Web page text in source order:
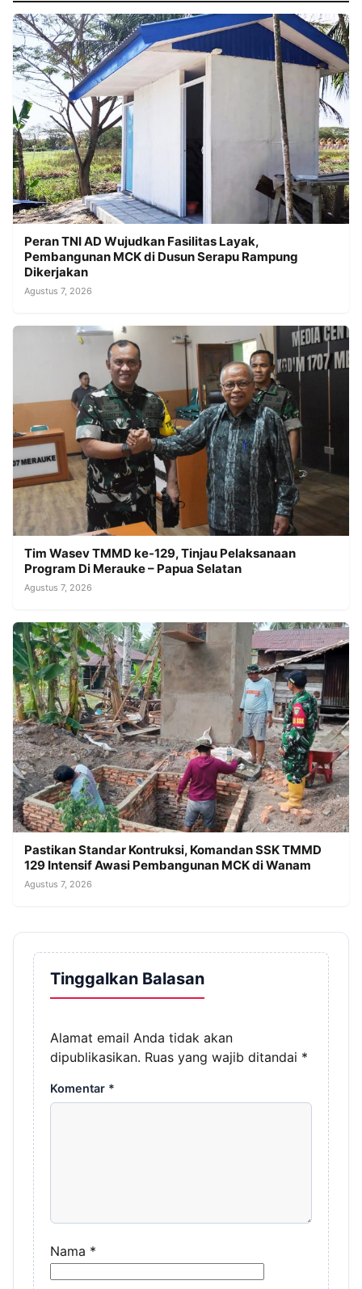
Peran TNI AD Wujudkan Fasilitas Layak,
Pembangunan MCK di Dusun Serapu Rampung
Dikerjakan
Agustus 7, 2026
Tim Wasev TMMD ke-129, Tinjau Pelaksanaan
Program Di Merauke – Papua Selatan
Agustus 7, 2026
Pastikan Standar Kontruksi, Komandan SSK TMMD
129 Intensif Awasi Pembangunan MCK di Wanam
Agustus 7, 2026
Tinggalkan Balasan
Alamat email Anda tidak akan
dipublikasikan. Ruas yang wajib ditandai *
Komentar *
Nama *